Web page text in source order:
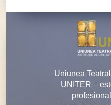
Uniunea
UNITER –